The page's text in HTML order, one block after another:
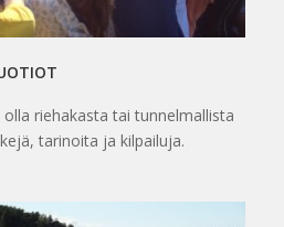
riehakasta tai tunnelmallista
tarinoita ja kilpailuja.